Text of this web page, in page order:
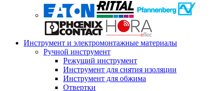
Инструмент и электромонтажные материалы
Ручной инструмент
Режущий инструмент
Инструмент для снятия изоляции
Инструмент для обжима
Отвертки